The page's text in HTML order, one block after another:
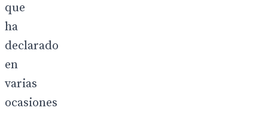
que
ha
declarado
en
varias
ocasiones